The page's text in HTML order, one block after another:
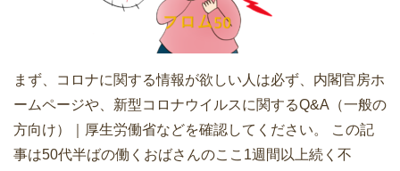
まず、コロナに関する情報が欲しい人は必ず、内閣官房ホ
ームページや、新型コロナウイルスに関するQ&A（一般の
方向け）｜厚生労働省などを確認してください。 この記
事は50代半ばの働くおばさんのここ1週間以上続く不